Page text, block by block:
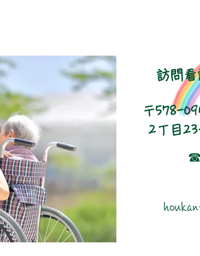
訪問
〒578-
2丁目